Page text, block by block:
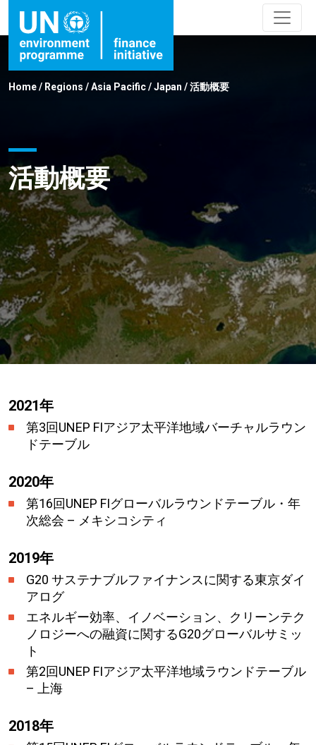
Home/ Regions /Asia Pacific/Japan /活動概要
活動概要
2021年
第3回UNEP FIアジア太平洋地域バーチャルラウン
ドテーブル
2020年
第16回UNEP FIグローバルラウンドテーブル・年
次総会 – メキシコシティ
2019年
G20 サステナブルファイナンスに関する東京ダイ
アログ
エネルギー効率、イノベーション、クリーンテク
ノロジーへの融資に関するG20グローバルサミッ
ト
第2回UNEP FIアジア太平洋地域ラウンドテーブル
– 上海
2018年